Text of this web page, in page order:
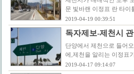
문 빛바랜 이정표 란 타
2019-04-19 00:39:51
독자제보-제천시
단양에서 제천으로 들어
에,제천을 알리는 이정표
2019-04-17 09:14:07